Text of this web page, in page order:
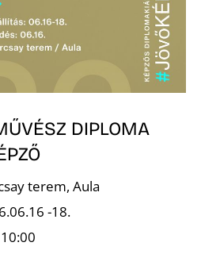
DIPLOMA
terem, Aula
-18.